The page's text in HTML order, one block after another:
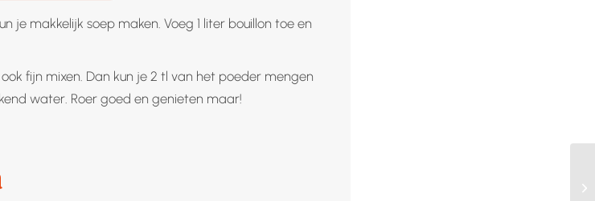
je makkelijk soep maken. Voeg 1 liter bouillon toe en
fijn mixen. Dan kun je 2 tl van het poeder mengen
water. Roer goed en genieten maar!